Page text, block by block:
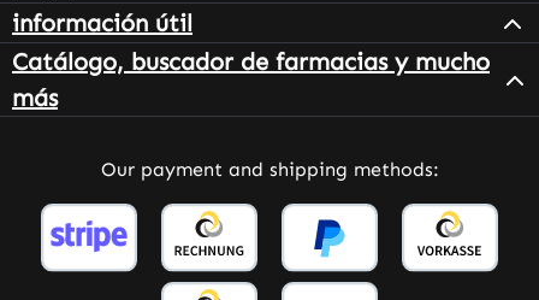
información útil
Catálogo, buscador de farmacias y mucho
más
Our payment and shipping methods: